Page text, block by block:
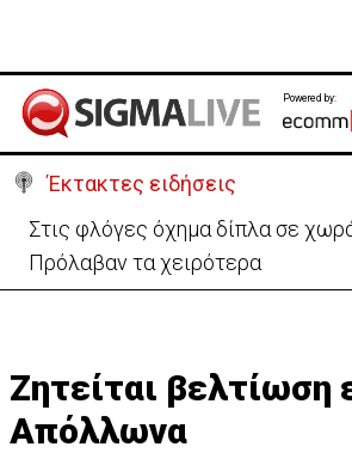
Powered by:
Έκτακτες ειδήσεις
Στις φλόγες όχημα δίπλα σε
Πρόλαβαν τα χειρότερα
Ζητείται βελτίωση
Απόλλωνα